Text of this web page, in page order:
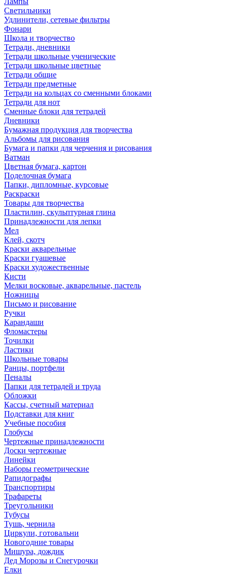
Светильники
Удлинители, сетевые фильтры
Фонари
Школа и творчество
Тетради, дневники
Тетради школьные ученические
Тетради школьные цветные
Тетради общие
Тетради предметные
Тетради на кольцах со сменными блоками
Тетради для нот
Сменные блоки для тетрадей
Дневники
Бумажная продукция для творчества
Альбомы для рисования
Бумага и папки для черчения и рисования
Ватман
Цветная бумага, картон
Поделочная бумага
Папки, дипломные, курсовые
Раскраски
Товары для творчества
Пластилин, скульптурная глина
Принадлежности для лепки
Мел
Клей, скотч
Краски акварельные
Краски гуашевые
Краски художественные
Кисти
Мелки восковые, акварельные, пастель
Ножницы
Письмо и рисование
Ручки
Карандаши
Фломастеры
Точилки
Ластики
Школьные товары
Ранцы, портфели
Пеналы
Папки для тетрадей и труда
Обложки
Кассы, счетный материал
Подставки для книг
Учебные пособия
Глобусы
Чертежные принадлежности
Доски чертежные
Линейки
Наборы геометрические
Рапидографы
Транспортиры
Трафареты
Треугольники
Тубусы
Тушь, чернила
Циркули, готовальни
Новогодние товары
Мишура, дождик
Дед Морозы и Снегурочки
Елки